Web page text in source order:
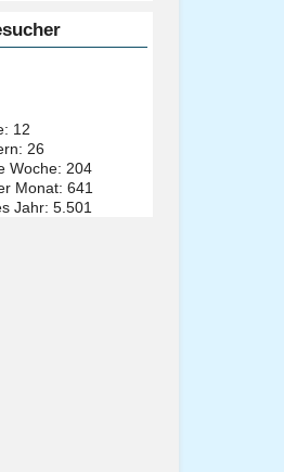
12
26
Woche: 204
Monat: 641
Jahr: 5.501